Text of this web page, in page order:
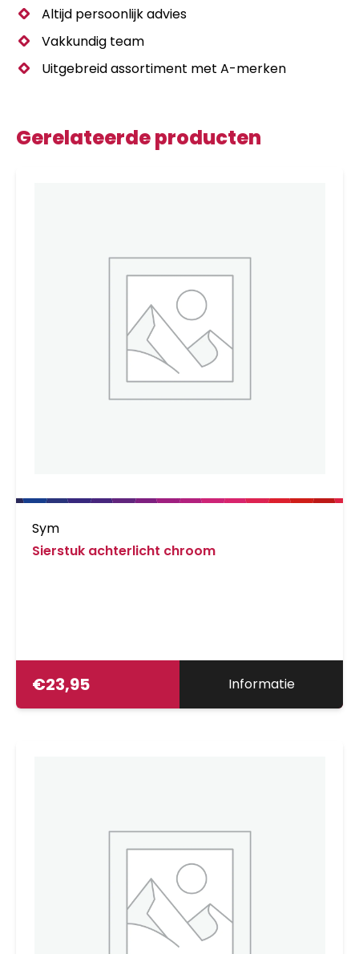
Altijd persoonlijk advies
Vakkundig team
Uitgebreid assortiment met A-merken
Gerelateerde producten
Sym
Sierstuk achterlicht chroom
€23,95 Informatie